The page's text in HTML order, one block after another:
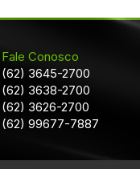
Fale Conosco
(62) 3645-2700
(62) 3638-2700
(62) 3626-2700
(62) 99677-7887